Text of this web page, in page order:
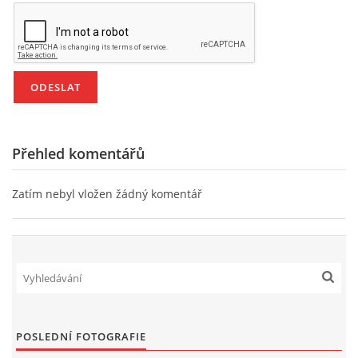
PÍSNĚ K TÉMATU PODZIM
POHYBOVÉ AKTIVITY NA TÉMA ZIMA
Přehled komentářů
Zatím nebyl vložen žádný komentář
POSLEDNÍ FOTOGRAFIE